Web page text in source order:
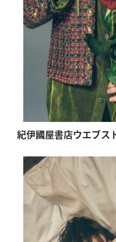
紀伊國屋書店ウエブス